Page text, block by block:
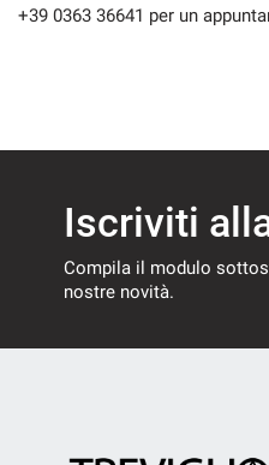
+39 0363 36641 per un
Iscriviti
Compila il modulo
nostre novità.